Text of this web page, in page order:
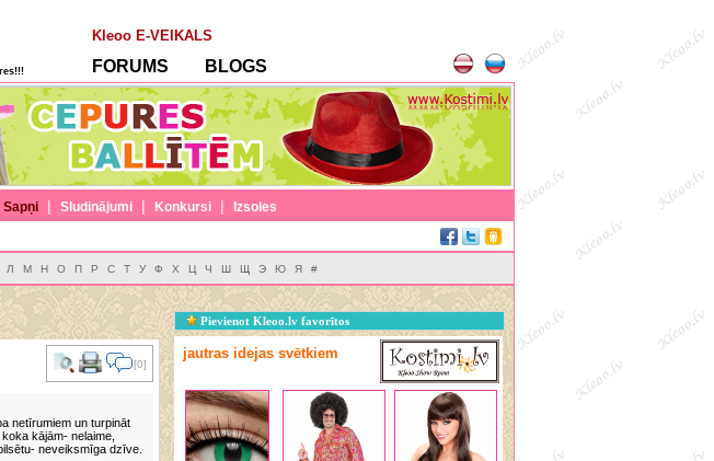
Kleoo E-VEIKALS
FORUMS BLOGS
Sapņi | Sludinājumi | Konkursi |
Izsoles
Л М Н О П Р С Т У Ф Х Ц Ч Ш Щ Э Ю Я #
[0]
netīrumiem un turpināt
kājām- nelaime,
neveiksmīga dzīve.
Pievienot Kleoo.lv favorītos
jautras idejas svētkiem